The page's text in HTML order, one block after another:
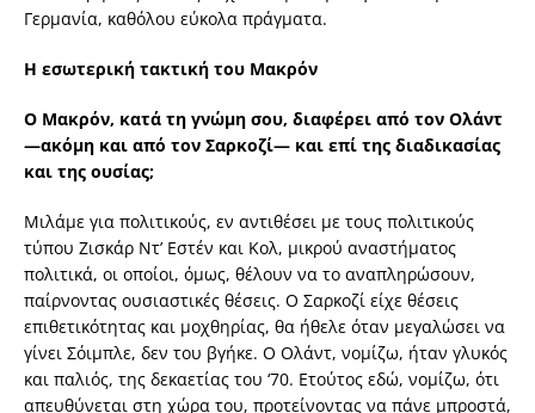
Γερμανία, καθόλου εύκολα πράγματα.
Η εσωτερική τακτική του Μακρόν
Ο Μακρόν, κατά τη γνώμη σου, διαφέρει από τον Ολάντ
—ακόμη και από τον Σαρκοζί— και επί της διαδικασίας
και της ουσίας;
Μιλάμε για πολιτικούς, εν αντιθέσει με τους πολιτικούς
τύπου Ζισκάρ Ντ’ Εστέν και Κολ, μικρού αναστήματος
πολιτικά, οι οποίοι, όμως, θέλουν να το αναπληρώσουν,
παίρνοντας ουσιαστικές θέσεις. Ο Σαρκοζί είχε θέσεις
επιθετικότητας και μοχθηρίας, θα ήθελε όταν μεγαλώσει να
γίνει Σόιμπλε, δεν του βγήκε. Ο Ολάντ, νομίζω, ήταν γλυκός
και παλιός, της δεκαετίας του ‘70. Ετούτος εδώ, νομίζω, ότι
απευθύνεται στη χώρα του, προτείνοντας να πάνε μπροστά,